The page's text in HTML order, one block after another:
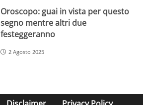
Oroscopo: guai in vista per questo
segno mentre altri due
festeggeranno
2 Agosto 2025